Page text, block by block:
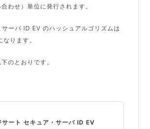
わせ）単位に発行されます。
サーバ ID EV のハッシュアルゴリズムは
なります。
のとおりです。
サート セキュア・サーバ ID EV